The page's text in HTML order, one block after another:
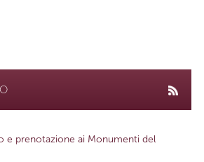
e prenotazione ai Monumenti del